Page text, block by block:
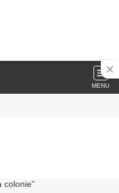
MENU